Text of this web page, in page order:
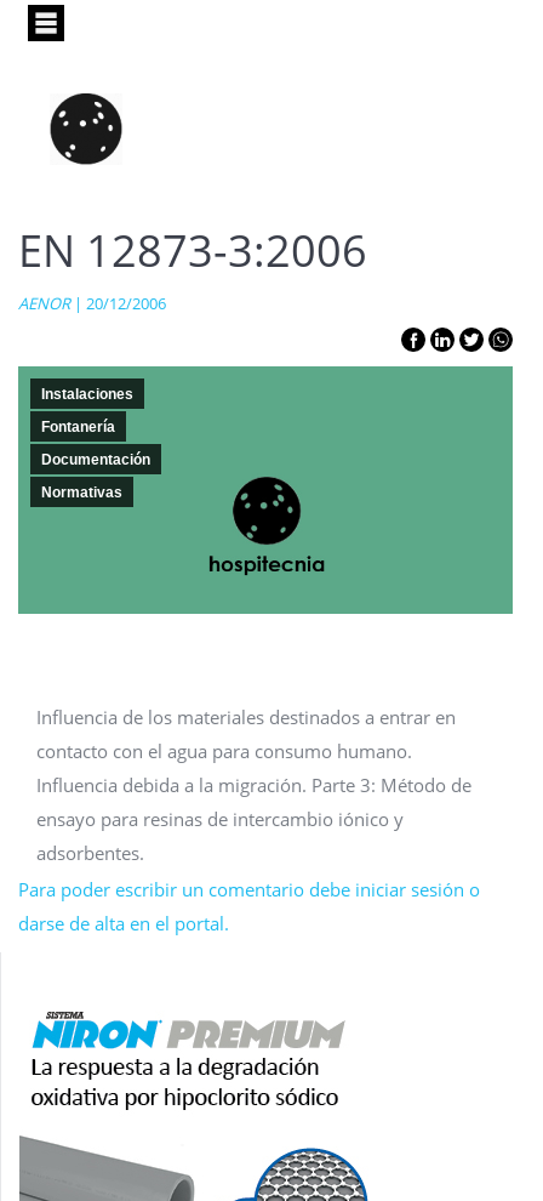
Pasar
principal
EN 12873-3:2006
AENOR| 20/12/2006
Instalaciones
Fontanería
Documentación
Normativas
Influencia de los materiales destinados a entrar en
contacto con el agua para consumo humano.
Influencia debida a la migración. Parte 3: Método de
ensayo para resinas de intercambio iónico y
adsorbentes.
Para poder escribir un comentario debe iniciar sesión o
darse de alta en el portal.